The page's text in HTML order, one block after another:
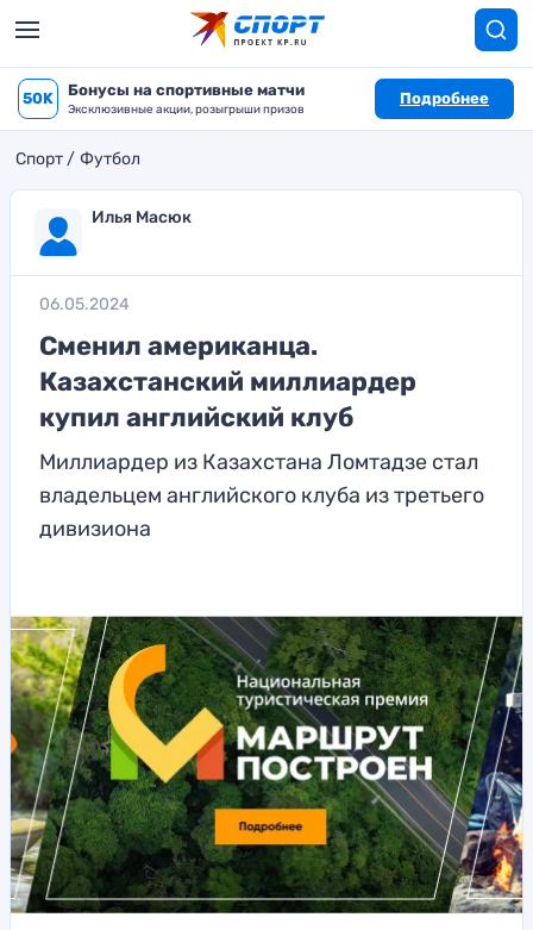
50K Бонусы на спортивные матчи
Эксклюзивные акции, розыгрыши призов
Подробнее
Спорт Футбол
Илья Масюк
06.05.2024
Сменил американца.
Казахстанский миллиардер
купил английский клуб
Миллиардер из Казахстана Ломтадзе стал
владельцем английского клуба из третьего
дивизиона